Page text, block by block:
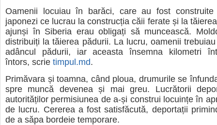
Oamenii locuiau în barăci, care au fost construite
japonezi ce lucrau la construcția căii ferate și la
ajunși în Siberia erau obligați să muncească.
distribuiți la tăierea pădurii. La lucru, oamenii
adâncul pădurii, iar aceasta însemna kilometri
întors, scrie timpul.md.
Primăvara și toamna, când ploua, drumurile se
spre muncă devenea și mai greu. Lucrătorii
autorităților permisiunea de a-și construi locuințe în
de lucru. Cererea a fost satisfăcută, deportații
de a săpa bordeie temporare.